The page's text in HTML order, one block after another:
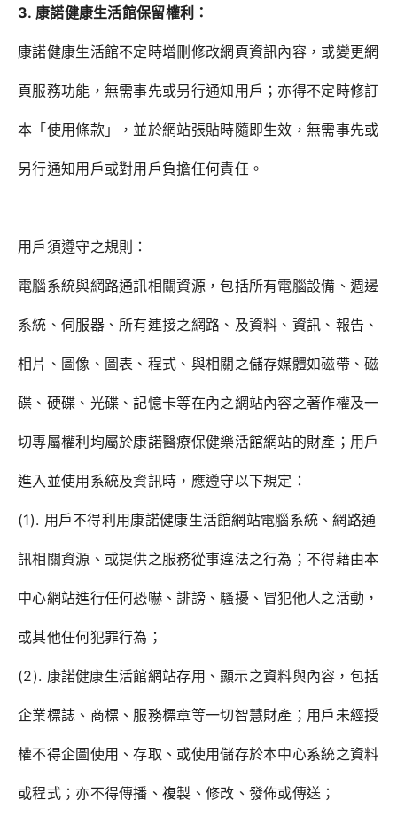
3. 康諾健康生活館保留權利：
康諾健康生活館不定時增刪修改網頁資訊內容，或變更網
頁服務功能，無需事先或另行通知用戶；亦得不定時修訂
本「使用條款」，並於網站張貼時隨即生效，無需事先或
另行通知用戶或對用戶負擔任何責任。
用戶須遵守之規則：
電腦系統與網路通訊相關資源，包括所有電腦設備、週邊
系統、伺服器、所有連接之網路、及資料、資訊、報告、
相片、圖像、圖表、程式、與相關之儲存媒體如磁帶、磁
碟、硬碟、光碟、記憶卡等在內之網站內容之著作權及一
切專屬權利均屬於康諾醫療保健樂活館網站的財產；用戶
進入並使用系統及資訊時，應遵守以下規定：
(1). 用戶不得利用康諾健康生活館網站電腦系統、網路通
訊相關資源、或提供之服務從事違法之行為；不得藉由本
中心網站進行任何恐嚇、誹謗、騷擾、冒犯他人之活動，
或其他任何犯罪行為；
(2). 康諾健康生活館網站存用、顯示之資料與內容，包括
企業標誌、商標、服務標章等一切智慧財產；用戶未經授
權不得企圖使用、存取、或使用儲存於本中心系統之資料
或程式；亦不得傳播、複製、修改、發佈或傳送；